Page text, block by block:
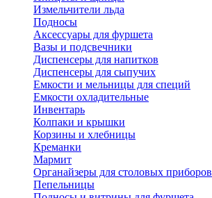
Измельчители льда
Подносы
Аксессуары для фуршета
Вазы и подсвечники
Диспенсеры для напитков
Диспенсеры для сыпучих
Емкости и мельницы для специй
Емкости охладительные
Инвентарь
Колпаки и крышки
Корзины и хлебницы
Креманки
Мармит
Органайзеры для столовых приборов
Пепельницы